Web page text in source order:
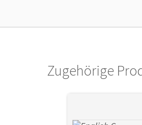
Zugehörige